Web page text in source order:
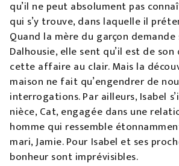
qu’il ne peut absolument pas
qui s’y trouve, dans laquelle il
Quand la mère du garçon demande
Dalhousie, elle sent qu’il est de
cette affaire au clair. Mais la
maison ne fait qu’engendrer de
interrogations. Par ailleurs, Isabel
nièce, Cat, engagée dans une
homme qui ressemble
mari, Jamie. Pour Isabel et ses
bonheur sont imprévisibles.